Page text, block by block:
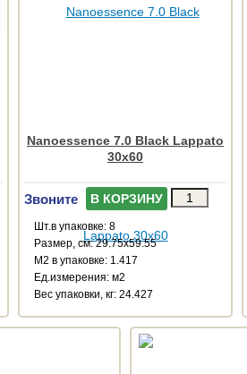
Nanoessence 7.0 Black Lappato
30x60
Звоните В КОРЗИНУ
Шт.в упаковке: 8
Размер, см: 29.75x59.55
М2 в упаковке: 1.417
Ед.измерения: м2
Веc упаковки, кг: 24.427